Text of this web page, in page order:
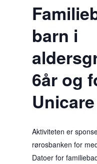
barn i
6år og
Aktiviteten er
rørosbanken for
Datoer for